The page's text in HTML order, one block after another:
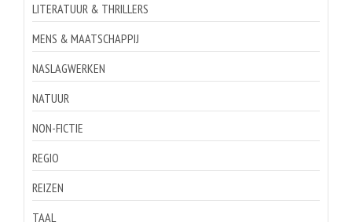
LITERATUUR & THRILLERS
MENS & MAATSCHAPPIJ
NASLAGWERKEN
NATUUR
NON-FICTIE
REGIO
REIZEN
TAAL